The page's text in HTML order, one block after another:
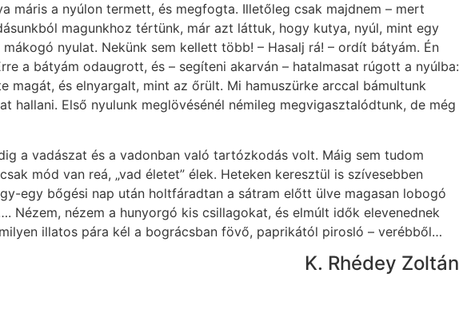
máris a nyúlon termett, és megfogta. Illetőleg csak majdnem – mert
magunkhoz tértünk, már azt láttuk, hogy kutya, nyúl, mint egy
nyulat. Nekünk sem kellett több! – Hasalj rá! – ordít bátyám. Én
a bátyám odaugrott, és – segíteni akarván – hatalmasat rúgott a nyúlba:
és elnyargalt, mint az őrült. Mi hamuszürke arccal bámultunk
Első nyulunk meglövésénél némileg megvigasztalódtunk, de még
a vadászat és a vadonban való tartózkodás volt. Máig sem tudom
mód van reá, „vad életet” élek. Heteken keresztül is szívesebben
egy bőgési nap után holtfáradtan a sátram előtt ülve magasan lobogó
nézem a hunyorgó kis csillagokat, és elmúlt idők elevenednek
illatos pára kél a bográcsban fövő, paprikától pirosló – verébből…
K. Rhédey Zoltán